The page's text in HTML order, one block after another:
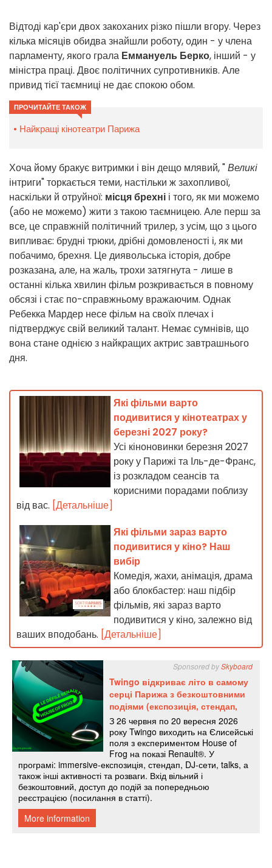
Відтоді кар'єри двох закоханих різко пішли вгору. Через
кілька місяців обидва знайшли роботу, один - у члена
парламенту, якого грала Еммануель Берко, інший - у
міністра праці. Двоє політичних супротивників. Але
привид тієї таємниці не дає спокою обом.
ПРОЧИТАЙТЕ ТАКОЖ
Найкращі кінотеатри Парижа
Хоча йому бракує витримки і він дещо млявий, "Великі
інтриги" торкається теми, настільки ж захопливої,
наскільки й отруйної: місця брехні і того, як ми можемо
(або не можемо) жити з такою таємницею. Але перш за
все, це справжній політичний трилер, з усім, що з цього
випливає: брудні трюки, дрібні домовленості і, як ми
побачимо, брехня. Це диявольська історія, добре
розказана, але, на жаль, трохи затягнута - лише в
останні кілька хвилин фільм розкривається в повному
обсязі і стає по-справжньому вражаючим. Однак
Ребекка Мардер несе фільм на своїх плечах і
підтверджує свій великий талант. Немає сумнівів, що
вона стане однією з найкращих актрис завтрашнього
дня.
Які фільми варто
подивитися у кінотеатрах у
березні 2027 року?
Усі кіноновинки березня 2027
року у Парижі та Іль-де-Франс,
із розкладом сеансів та
корисними порадами поблизу
від вас. [Детальніше]
Які фільми зараз варто
подивитися у кіно? Наш
вибір
Комедія, жахи, анімація, драма
або блокбастер: наш підбір
фільмів, які зараз варто
подивитися у кіно, залежно від
ваших вподобань. [Детальніше]